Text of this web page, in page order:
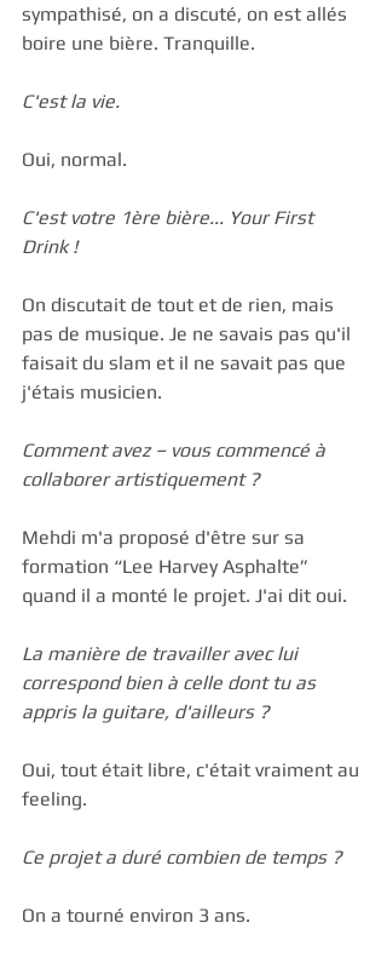
sympathisé, on a discuté, on est allés
boire une bière. Tranquille.
C'est la vie.
Oui, normal.
C'est votre 1ère bière... Your First
Drink !
On discutait de tout et de rien, mais
pas de musique. Je ne savais pas qu'il
faisait du slam et il ne savait pas que
j'étais musicien.
Comment avez – vous commencé à
collaborer artistiquement ?
Mehdi m'a proposé d'être sur sa
formation “Lee Harvey Asphalte”
quand il a monté le projet. J'ai dit oui.
La manière de travailler avec lui
correspond bien à celle dont tu as
appris la guitare, d'ailleurs ?
Oui, tout était libre, c'était vraiment au
feeling.
Ce projet a duré combien de temps ?
On a tourné environ 3 ans.